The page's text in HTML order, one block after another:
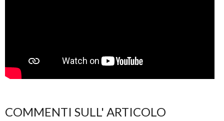
COMMENTI SULL' ARTICOLO